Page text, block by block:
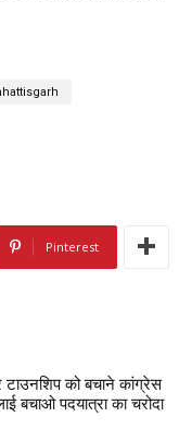
Pinterest
टाउनशिप को बचाने कांग्रेस
बचाओ पदयात्रा का चरोदा